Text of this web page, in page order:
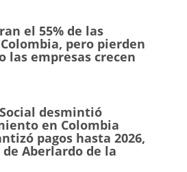
el 55% de las
pero pierden
las empresas crecen
desmintió
en Colombia
pagos hasta 2026,
Aberlardo de la